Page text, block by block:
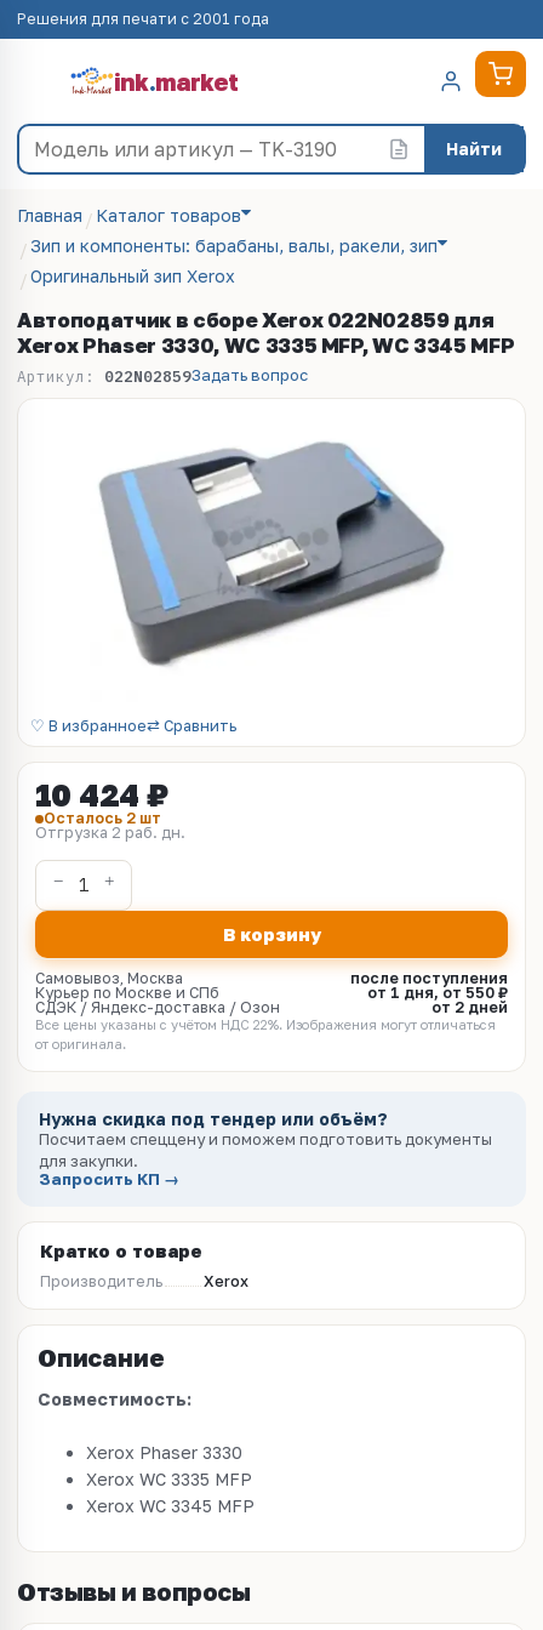
Решения для печати с 2001 года
ink.market
Найти
Главная
Каталог товаров
Зип и компоненты: барабаны, валы, ракели, зип
Оригинальный зип Xerox
Автоподатчик в сборе Xerox 022N02859 для
Xerox Phaser 3330, WC 3335 MFP, WC 3345 MFP
Артикул: 022N02859Задать вопрос
♡ В избранное⇄ Сравнить
10 424 ₽
Осталось 2 шт
Отгрузка 2 раб. дн.
В корзину
Самовывоз, Москва
после поступления
Курьер по Москве и СПб
от 1 дня, от 550 ₽
СДЭК / Яндекс-доставка / Озон
от 2 дней
Все цены указаны с учётом НДС 22%. Изображения могут отличаться
от оригинала.
Нужна скидка под тендер или объём?
Посчитаем спеццену и поможем подготовить документы
для закупки.
Запросить КП →
Кратко о товаре
Производитель Xerox
Описание
Совместимость:
Xerox Phaser 3330
Xerox WC 3335 MFP
Xerox WC 3345 MFP
Отзывы и вопросы